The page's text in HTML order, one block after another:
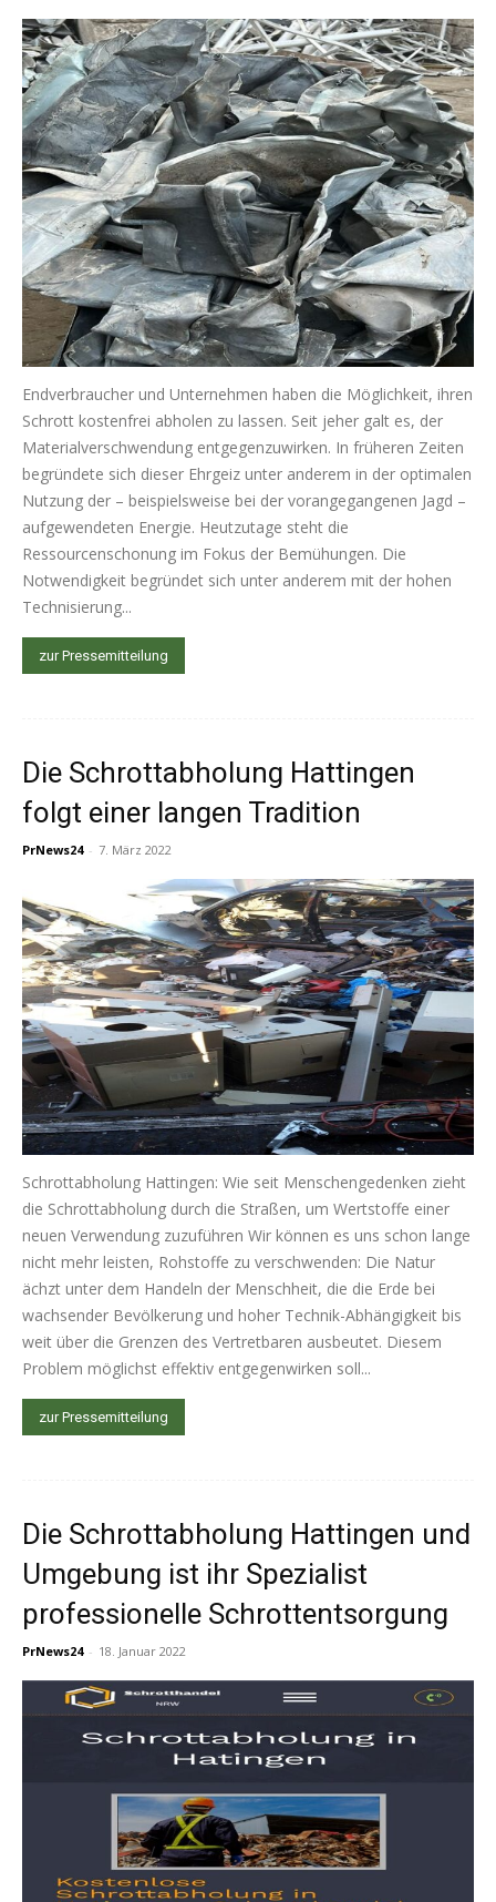
Endverbraucher und Unternehmen haben die Möglichkeit, ihren
Schrott kostenfrei abholen zu lassen. Seit jeher galt es, der
Materialverschwendung entgegenzuwirken. In früheren Zeiten
begründete sich dieser Ehrgeiz unter anderem in der optimalen
Nutzung der – beispielsweise bei der vorangegangenen Jagd –
aufgewendeten Energie. Heutzutage steht die
Ressourcenschonung im Fokus der Bemühungen. Die
Notwendigkeit begründet sich unter anderem mit der hohen
Technisierung...
zur Pressemitteilung
Die Schrottabholung Hattingen
folgt einer langen Tradition
PrNews24 - 7. März 2022
Schrottabholung Hattingen: Wie seit Menschengedenken zieht
die Schrottabholung durch die Straßen, um Wertstoffe einer
neuen Verwendung zuzuführen Wir können es uns schon lange
nicht mehr leisten, Rohstoffe zu verschwenden: Die Natur
ächzt unter dem Handeln der Menschheit, die die Erde bei
wachsender Bevölkerung und hoher Technik-Abhängigkeit bis
weit über die Grenzen des Vertretbaren ausbeutet. Diesem
Problem möglichst effektiv entgegenwirken soll...
zur Pressemitteilung
Die Schrottabholung Hattingen und
Umgebung ist ihr Spezialist
professionelle Schrottentsorgung
PrNews24 - 18. Januar 2022